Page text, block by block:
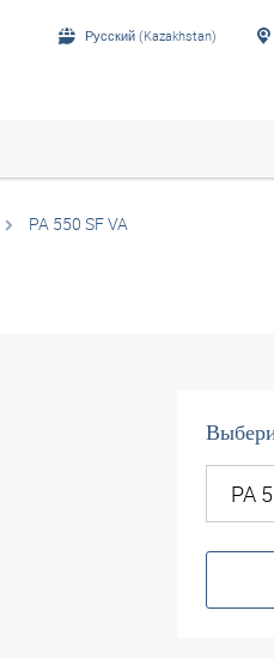
Русский (Kazakhstan)
PA 550 SF VA